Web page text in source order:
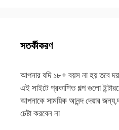
সতর্কীকরণ
আপনার যদি ১৮+ বয়স না হয় তবে
এই সাইটে প্রকাশিত গল্প গুলো
আপনাকে সাময়িক আনন্দ দেয়ার
চেষ্টা করবেন না